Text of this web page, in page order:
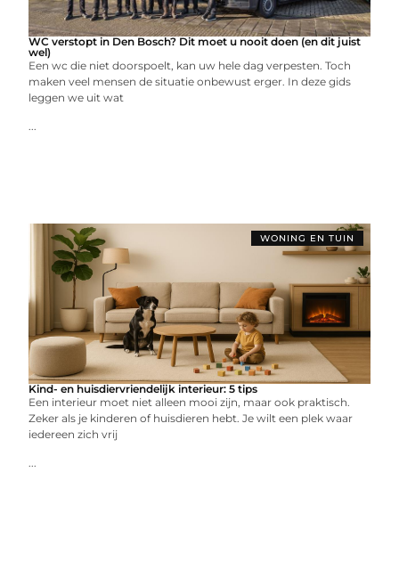
WC verstopt in Den Bosch? Dit moet u nooit doen (en dit juist
wel)
Een wc die niet doorspoelt, kan uw hele dag verpesten. Toch
maken veel mensen de situatie onbewust erger. In deze gids
leggen we uit wat
...
WONING EN TUIN
Kind- en huisdiervriendelijk interieur: 5 tips
Een interieur moet niet alleen mooi zijn, maar ook praktisch.
Zeker als je kinderen of huisdieren hebt. Je wilt een plek waar
iedereen zich vrij
...